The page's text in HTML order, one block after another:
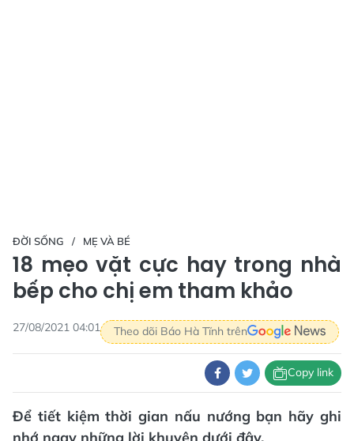
ĐỜI SỐNG MẸ VÀ BÉ
18 mẹo vặt cực hay trong nhà
bếp cho chị em tham khảo
27/08/2021 04:01 Theo dõi Báo Hà Tĩnh trên
Copy link
Để tiết kiệm thời gian nấu nướng bạn hãy ghi
nhớ ngay những lời khuyên dưới đây.